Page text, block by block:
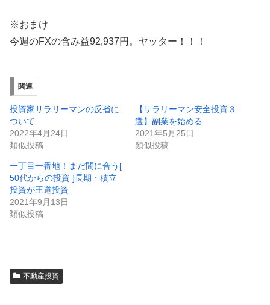
※おまけ
今週のFXの含み益92,937円。ヤッター！！！
関連
投資家サラリーマンの反省に
ついて
2022年4月24日
類似投稿
【サラリーマン安全投資３
選】副業を始める
2021年5月25日
類似投稿
一丁目一番地！まだ間に合う[
50代からの投資 ]長期・積立
投資が王道投資
2021年9月13日
類似投稿
不動産投資